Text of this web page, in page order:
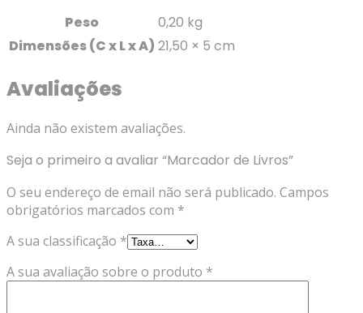
Peso
0,20 kg
Dimensões (C x L x A) 21,50 × 5 cm
Avaliações
Ainda não existem avaliações.
Seja o primeiro a avaliar “Marcador de Livros”
O seu endereço de email não será publicado. Campos
obrigatórios marcados com *
A sua classificação *
A sua avaliação sobre o produto *